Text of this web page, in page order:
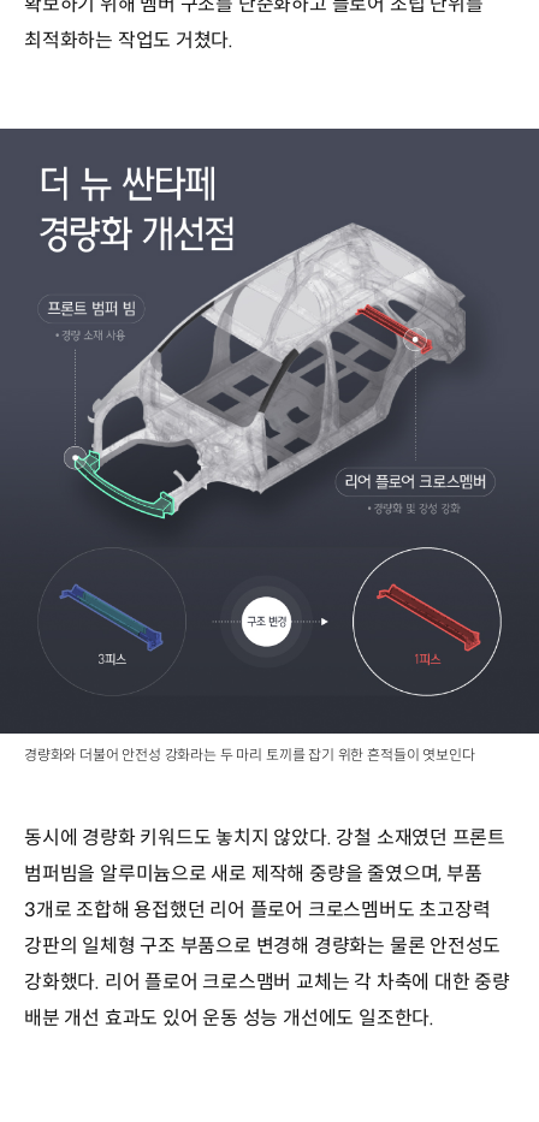
최적화하는 작업도 거쳤다.
경량화와 더불어 안전성 강화라는 두 마리 토끼를 잡기 위한 흔적들이 엿보인다
동시에 경량화 키워드도 놓치지 않았다. 강철 소재였던 프론트
범퍼빔을 알루미늄으로 새로 제작해 중량을 줄였으며, 부품
3개로 조합해 용접했던 리어 플로어 크로스멤버도 초고장력
강판의 일체형 구조 부품으로 변경해 경량화는 물론 안전성도
강화했다. 리어 플로어 크로스맴버 교체는 각 차축에 대한 중량
배분 개선 효과도 있어 운동 성능 개선에도 일조한다.